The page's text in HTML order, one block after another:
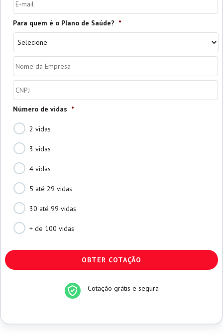
mail *
Para quem é o Plano de Saúde? *
da
Empresa *
Número de vidas *
2 vidas
3 vidas
4 vidas
5 até 29 vidas
30 até 99 vidas
+ de 100 vidas
Cotação grátis e segura